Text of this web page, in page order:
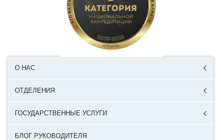
О НАС
ОТДЕЛЕНИЯ
ГОСУДАРСТВЕННЫЕ УСЛУГИ
БЛОГ РУКОВОДИТЕЛЯ